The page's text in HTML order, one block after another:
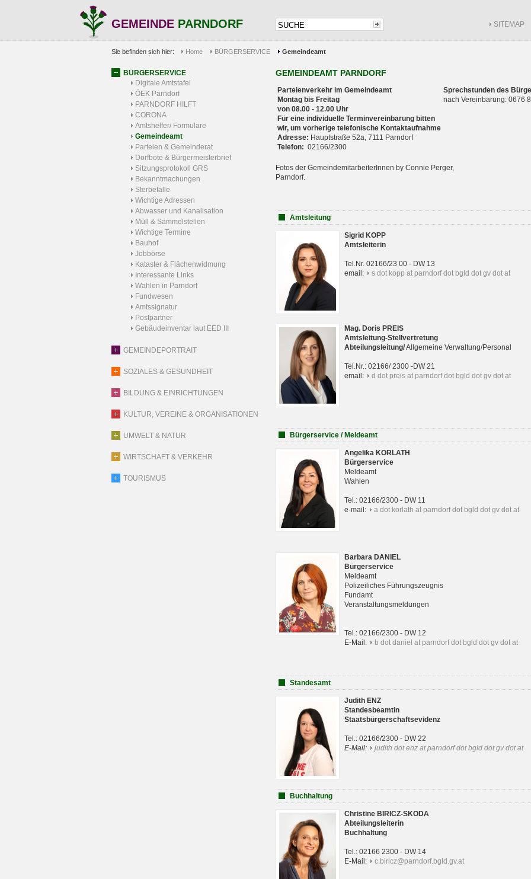
GEMEINDE PARNDORF SITEMAP
Sie befinden sich hier: Home BÜRGERSERVICE Gemeindeamt
BÜRGERSERVICE
Digitale Amtstafel
ÖEK Parndorf
PARNDORF HILFT
CORONA
Amtshelfer/ Formulare
Gemeindeamt
Parteien & Gemeinderat
Dorfbote & Bürgermeisterbrief
Sitzungsprotokoll GRS
Bekanntmachungen
Sterbefälle
Wichtige Adressen
Abwasser und Kanalisation
Müll & Sammelstellen
Wichtige Termine
Bauhof
Jobbörse
Kataster & Flächenwidmung
Interessante Links
Wahlen in Parndorf
Fundwesen
Amtssignatur
Postpartner
Gebäudeinventar laut EED III
GEMEINDEPORTRAIT
SOZIALES & GESUNDHEIT
BILDUNG & EINRICHTUNGEN
KULTUR, VEREINE & ORGANISATIONEN
UMWELT & NATUR
WIRTSCHAFT & VERKEHR
TOURISMUS
GEMEINDEAMT PARNDORF
Parteienverkehr im Gemeindeamt
Montag bis Freitag
von 08.00 - 12.00 Uhr
Für eine individuelle Terminvereinbarung bitten
wir, um vorherige telefonische Kontaktaufnahme
Adresse: Hauptstraße 52a, 7111 Parndorf
Telefon: 02166/2300
Sprechstunden des
nach Vereinbarung: 0676
Fotos der GemeindemitarbeiterInnen by Connie Perger,
Parndorf.
Amtsleitung
Sigrid KOPP
Amtsleiterin
Tel.Nr. 02166/23 00 - DW 13
email:
s dot kopp at parndorf dot bgld dot gv dot at
Mag. Doris PREIS
Amtsleitung-Stellvertretung
Abteilungsleitung/Allgemeine Verwaltung/Personal
Tel.Nr.: 02166/ 2300 -DW 21
email:
d dot preis at parndorf dot bgld dot gv dot at
Bürgerservice / Meldeamt
Angelika KORLATH
Bürgerservice
Meldeamt
Wahlen
Tel.: 02166/2300 - DW 11
e-mail:
a dot korlath at parndorf dot bgld dot gv dot at
Barbara DANIEL
Bürgerservice
Meldeamt
Polizeiliches Führungszeugnis
Fundamt
Veranstaltungsmeldungen
Tel.: 02166/2300 - DW 12
E-Mail:
b dot daniel at parndorf dot bgld dot gv dot at
Standesamt
Judith ENZ
Standesbeamtin
Staatsbürgerschaftsevidenz
Tel.: 02166/2300 - DW 22
E-Mail:
judith dot enz at parndorf dot bgld dot gv dot at
Buchhaltung
Christine BIRICZ-SKODA
Abteilungsleiterin
Buchhaltung
Tel.: 02166 2300 - DW 14
E-Mail:
c.biricz@parndorf.bgld.gv.at